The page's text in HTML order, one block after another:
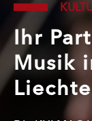
Ihr
Musik